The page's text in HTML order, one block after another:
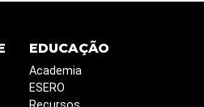
EDUCAÇÃO
Academia
ESERO